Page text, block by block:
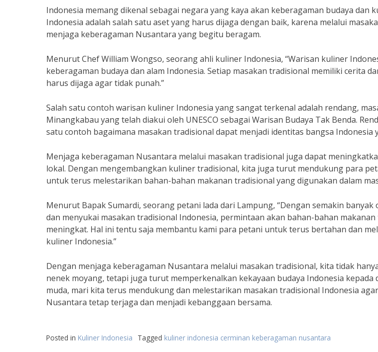
Indonesia memang dikenal sebagai negara yang kaya akan keberagaman budaya dan
Indonesia adalah salah satu aset yang harus dijaga dengan baik, karena melalui
menjaga keberagaman Nusantara yang begitu beragam.
Menurut Chef William Wongso, seorang ahli kuliner Indonesia, “Warisan kuliner
keberagaman budaya dan alam Indonesia. Setiap masakan tradisional memiliki cerita
harus dijaga agar tidak punah.”
Salah satu contoh warisan kuliner Indonesia yang sangat terkenal adalah rendang,
Minangkabau yang telah diakui oleh UNESCO sebagai Warisan Budaya Tak Benda.
satu contoh bagaimana masakan tradisional dapat menjadi identitas bangsa Indonesia
Menjaga keberagaman Nusantara melalui masakan tradisional juga dapat
lokal. Dengan mengembangkan kuliner tradisional, kita juga turut mendukung para
untuk terus melestarikan bahan-bahan makanan tradisional yang digunakan dalam
Menurut Bapak Sumardi, seorang petani lada dari Lampung, “Dengan semakin banyak
dan menyukai masakan tradisional Indonesia, permintaan akan bahan-bahan
meningkat. Hal ini tentu saja membantu kami para petani untuk terus bertahan dan
kuliner Indonesia.”
Dengan menjaga keberagaman Nusantara melalui masakan tradisional, kita tidak
nenek moyang, tetapi juga turut memperkenalkan kekayaan budaya Indonesia kepada
muda, mari kita terus mendukung dan melestarikan masakan tradisional Indonesia
Nusantara tetap terjaga dan menjadi kebanggaan bersama.
Posted in Kuliner Indonesia Tagged kuliner indonesia cerminan keberagaman nusantara